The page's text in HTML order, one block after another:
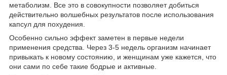
метаболизм. Все это в совокупности позволяет добиться
действительно волшебных результатов после использования
капсул для похудения.
Особенно сильно эффект заметен в первые недели
применения средства. Через 3-5 недель организм начинает
привыкать к новому состоянию, и женщинам уже кажется, что
они сами по себе такие бодрые и активные.